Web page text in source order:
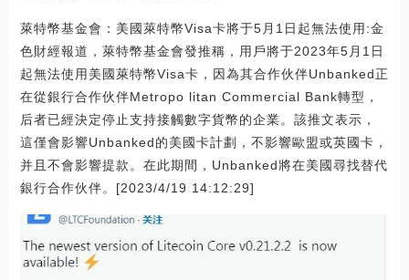
萊特幣基金會：美國萊特幣Visa卡將于5月1日起無法使用:金
色財經報道，萊特幣基金會發推稱，用戶將于2023年5月1日
起無法使用美國萊特幣Visa卡，因為其合作伙伴Unbanked正
在從銀行合作伙伴Metropo litan Commercial Bank轉型，
后者已經決定停止支持接觸數字貨幣的企業。該推文表示，
這僅會影響Unbanked的美國卡計劃，不影響歐盟或英國卡，
并且不會影響提款。在此期間，Unbanked將在美國尋找替代
銀行合作伙伴。[2023/4/19 14:12:29]